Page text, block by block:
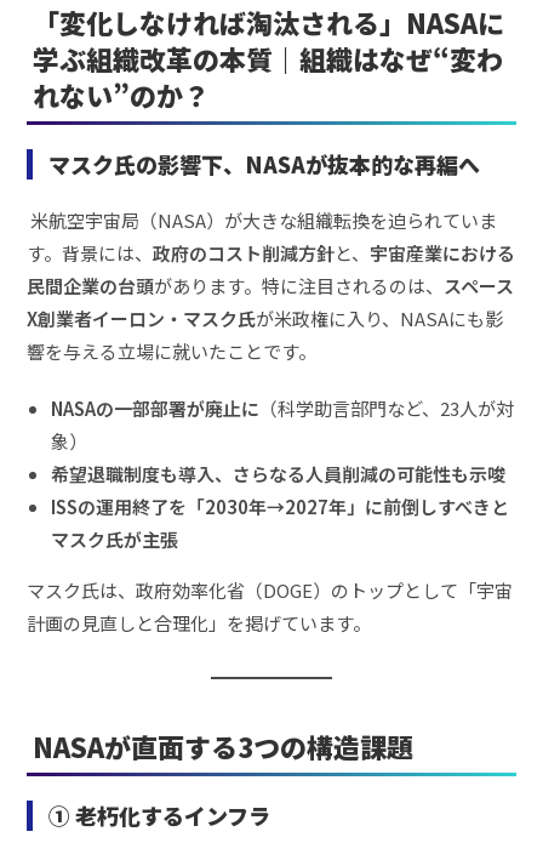
「変化しなければ淘汰される」NASAに
学ぶ組織改革の本質｜組織はなぜ“変わ
れない”のか？
マスク氏の影響下、NASAが抜本的な再編へ
米航空宇宙局（NASA）が大きな組織転換を迫られていま
す。背景には、政府のコスト削減方針と、 宇宙産業における
民間企業の台頭があります。特に注目されるのは、 スペース
X創業者イーロン・マスク氏が米政権に入り、NASAにも影
響を与える立場に就いたことです。
NASAの一部部署が廃止に （科学助言部門など、23人が対
象）
希望退職制度も導入、さらなる人員削減の可能性も示唆
ISSの運用終了を「2030年→2027年」に前倒しすべきと
マスク氏が主張
マスク氏は、政府効率化省（DOGE）のトップとして「宇宙
計画の見直しと合理化」を掲げています。
NASAが直面する3つの構造課題
① 老朽化するインフラ